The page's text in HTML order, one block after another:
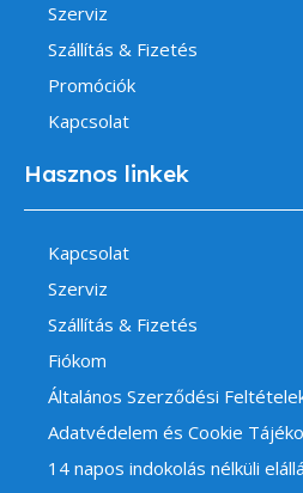
Szerviz
Szállítás & Fizetés
Promóciók
Kapcsolat
Hasznos linkek
Kapcsolat
Szerviz
Szállítás & Fizetés
Fiókom
Általános Szerződési
Adatvédelem és Cookie
14 napos indokolás nélküli